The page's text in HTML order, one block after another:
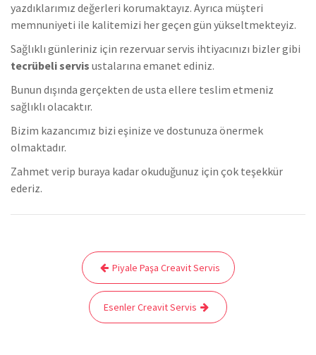
yazdıklarımız değerleri korumaktayız. Ayrıca müşteri
memnuniyeti ile kalitemizi her geçen gün yükseltmekteyiz.
Sağlıklı günleriniz için rezervuar servis ihtiyacınızı bizler gibi
tecrübeli servis ustalarına emanet ediniz.
Bunun dışında gerçekten de usta ellere teslim etmeniz
sağlıklı olacaktır.
Bizim kazancımız bizi eşinize ve dostunuza önermek
olmaktadır.
Zahmet verip buraya kadar okuduğunuz için çok teşekkür
ederiz.
gezinmesi
Piyale Paşa Creavit Servis
Esenler Creavit Servis